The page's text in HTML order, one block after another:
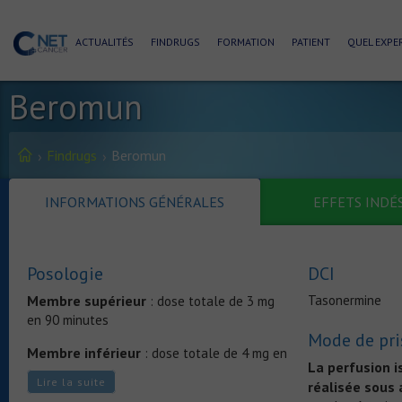
ACTUALITÉS FINDRUGS FORMATION PATIENT QUEL
Beromun
Findrugs Beromun
INFORMATIONS GÉNÉRALES EFFETS
Posologie
Membre supérieur: dose totale de 3 mg
en 90 minutes
Membre inférieur: dose totale de 4 mg en
90 minutes
Lire la suite
DCI
Tasonermine
Mode de
La perfusion
réalisée sous